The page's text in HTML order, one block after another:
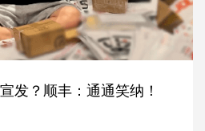
发？顺丰：通通笑纳！